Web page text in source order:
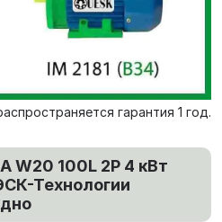
гарантия 1 год.
W20 100L 2P 4 кВт
Технологии